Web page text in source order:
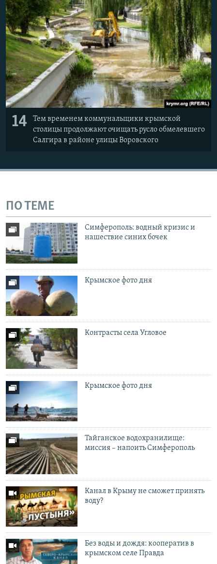
14
Тем временем коммунальщики крымской
столицы продолжают очищать русло обмелевшего
Салгира в районе улицы Воровского
ПО ТЕМЕ
Симферополь: водный кризис и
нашествие синих бочек
Крымское фото дня
Контрасты села Угловое
Крымское фото дня
Тайганское водохранилище:
миссия – напоить Симферополь
Канал в Крыму не сможет принять
воду?
Без воды и дождя: кооператив в
крымском селе Правда